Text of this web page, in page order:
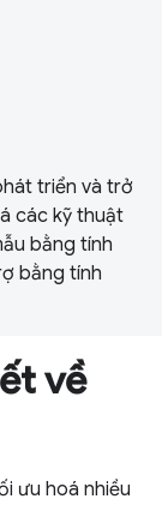
triển và trở
các kỹ thuật
bằng tính
bằng tính
về
ưu hoá nhiều